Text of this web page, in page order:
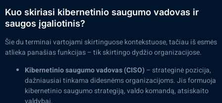
Kuo skiriasi kibernetinio saugumo vadovas ir
saugos įgaliotinis?
Šie du terminai vartojami skirtinguose kontekstuose, tačiau iš esmės
atlieka panašias funkcijas – tik skirtingo dydžio organizacijose.
Kibernetinio saugumo vadovas (CISO) – strateginė pozicija,
dažniausiai tinkama didesnėms organizacijoms. Jis formuoja
kibernetinio saugumo strategiją, valdo komandą, atsiskaito